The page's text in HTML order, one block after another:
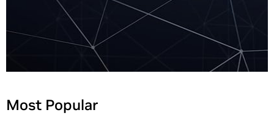
Most Popular